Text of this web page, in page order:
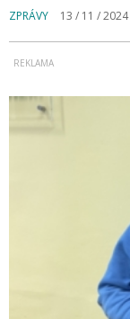
ZPRÁVY 13 / 11 / 2024